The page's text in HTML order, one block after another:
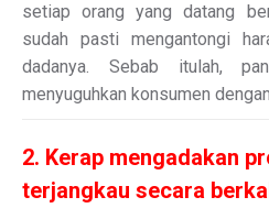
setiap orang yang datang
sudah pasti mengantongi
dadanya. Sebab itulah,
menyuguhkan konsumen
2. Kerap mengadakan
terjangkau secara